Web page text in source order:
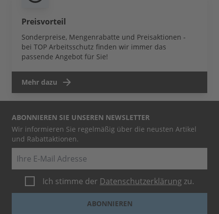
Preisvorteil
Sonderpreise, Mengenrabatte und Preisaktionen -
bei TOP Arbeitsschutz finden wir immer das
passende Angebot für Sie!
Mehr dazu
ABONNIEREN SIE UNSEREN NEWSLETTER
Wir informieren Sie regelmäßig über die neusten Artikel
und Rabattaktionen.
Ich stimme der Datenschutzerklärung zu.
ABONNIEREN